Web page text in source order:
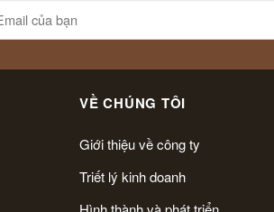
VỀ CHÚNG TÔI
Giới thiệu về công ty
Triết lý kinh doanh